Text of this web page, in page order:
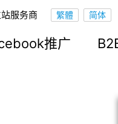
服务商
推广